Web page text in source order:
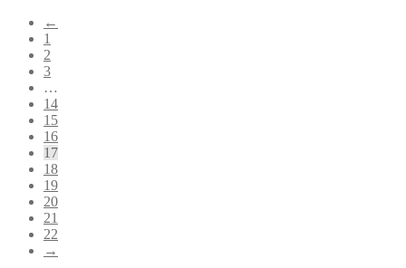
←
1
2
3
…
14
15
16
17
18
19
20
21
22
→